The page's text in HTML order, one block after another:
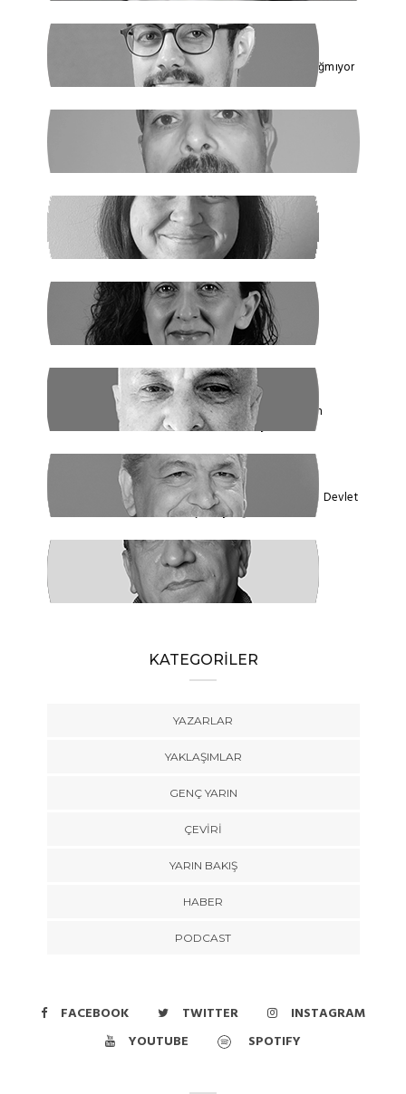
ÇAĞDAŞ SİNAN DAĞ
Toplumun Enerjisi Rejimin Çuvalına Sığmıyor
GHADER ANARİ
Ne Şeyh, Ne Şah
SANEM DENİZ KURAL
Yaz Yaz Listeye Bizi De Yaz
SİBEL UZUN
Yasak Tanımadılar
ENDER EREN
Mısır’dan Kanada’ya, Şarm el Şeyh’den
Montreal’e Umutlar Tükeniyor mu?
KADİR DADAN
Türkiye'nin Ekolojik Gerçekleri ve Yeni Devlet
Düzeni 1 - Güçler Ayrılığı
SÜLEYMAN KARAN
Öyle Bir 102 Yıl ki, 102 Farklı Biçimde
Anlatılabilir
KATEGORİLER
YAZARLAR
YAKLAŞIMLAR
GENÇ YARIN
ÇEVİRİ
YARIN BAKIŞ
HABER
PODCAST
FACEBOOK TWITTER
INSTAGRAM
YOUTUBE
SPOTIFY